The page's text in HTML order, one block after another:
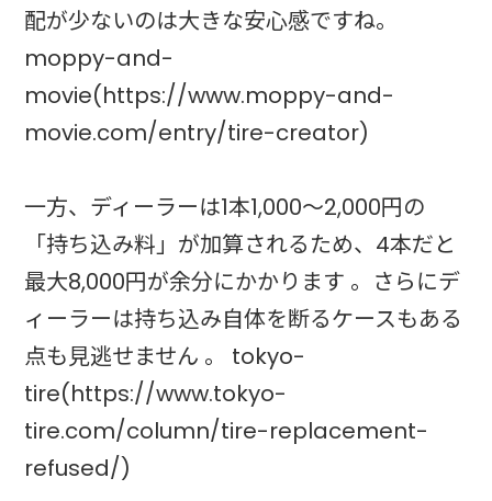
配が少ないのは大きな安心感ですね。
moppy-and-
movie(https://www.moppy-and-
movie.com/entry/tire-creator)
一方、ディーラーは1本1,000〜2,000円の
「持ち込み料」が加算されるため、4本だと
最大8,000円が余分にかかります 。さらにデ
ィーラーは持ち込み自体を断るケースもある
点も見逃せません 。 tokyo-
tire(https://www.tokyo-
tire.com/column/tire-replacement-
refused/)